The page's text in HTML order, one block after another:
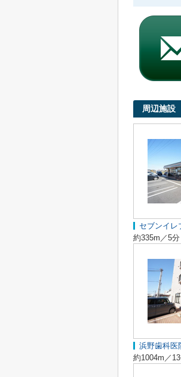
周辺施設
セブンイレ
約335m／5分
浜野歯科医
約1004m／